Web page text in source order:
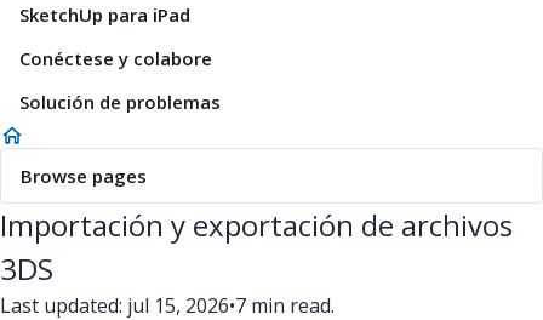
SketchUp para iPad
Conéctese y colabore
Solución de problemas
Browse pages
Importación y exportación de archivos
3DS
Last updated: jul 15, 2026•7 min read.